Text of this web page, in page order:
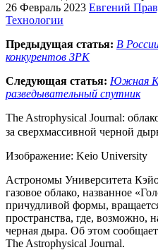
26 Февраль 2023 Евгений
Технологии
Предыдущая статья: В
конкурентов ЗРК
Следующая статья: Южная
разведывательный спутник
The Astrophysical Journal:
за сверхмассивной черной
Изображение: Keio University
Астрономы Университета
газовое облако, названное
причудливой формы,
пространства, где, возможно,
черная дыра. Об этом
The Astrophysical Journal.